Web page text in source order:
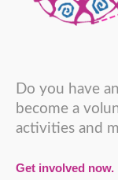
Do you have
become a
activities and
Get involved now.